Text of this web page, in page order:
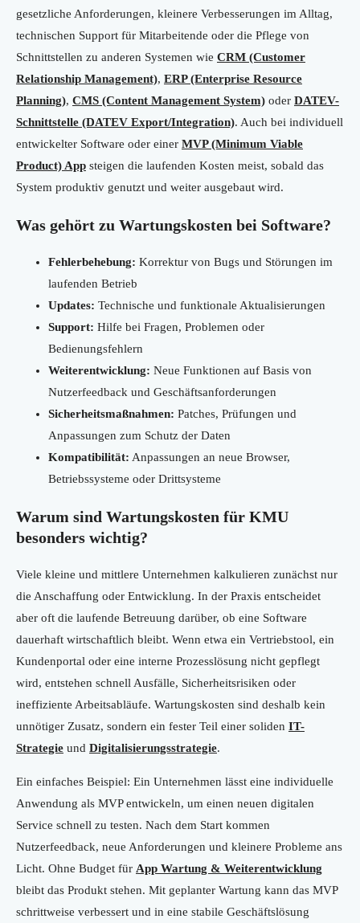
gesetzliche Anforderungen, kleinere Verbesserungen im Alltag,
technischen Support für Mitarbeitende oder die Pflege von
Schnittstellen zu anderen Systemen wie CRM (Customer
Relationship Management), ERP (Enterprise Resource
Planning), CMS (Content Management System) oder DATEV-
Schnittstelle (DATEV Export/Integration). Auch bei individuell
entwickelter Software oder einer MVP (Minimum Viable
Product) App steigen die laufenden Kosten meist, sobald das
System produktiv genutzt und weiter ausgebaut wird.
Was gehört zu Wartungskosten bei Software?
Fehlerbehebung: Korrektur von Bugs und Störungen im
laufenden Betrieb
Updates: Technische und funktionale Aktualisierungen
Support: Hilfe bei Fragen, Problemen oder
Bedienungsfehlern
Weiterentwicklung: Neue Funktionen auf Basis von
Nutzerfeedback und Geschäftsanforderungen
Sicherheitsmaßnahmen: Patches, Prüfungen und
Anpassungen zum Schutz der Daten
Kompatibilität: Anpassungen an neue Browser,
Betriebssysteme oder Drittsysteme
Warum sind Wartungskosten für KMU
besonders wichtig?
Viele kleine und mittlere Unternehmen kalkulieren zunächst nur
die Anschaffung oder Entwicklung. In der Praxis entscheidet
aber oft die laufende Betreuung darüber, ob eine Software
dauerhaft wirtschaftlich bleibt. Wenn etwa ein Vertriebstool, ein
Kundenportal oder eine interne Prozesslösung nicht gepflegt
wird, entstehen schnell Ausfälle, Sicherheitsrisiken oder
ineffiziente Arbeitsabläufe. Wartungskosten sind deshalb kein
unnötiger Zusatz, sondern ein fester Teil einer soliden IT-
Strategie und Digitalisierungsstrategie.
Ein einfaches Beispiel: Ein Unternehmen lässt eine individuelle
Anwendung als MVP entwickeln, um einen neuen digitalen
Service schnell zu testen. Nach dem Start kommen
Nutzerfeedback, neue Anforderungen und kleinere Probleme ans
Licht. Ohne Budget für App Wartung & Weiterentwicklung
bleibt das Produkt stehen. Mit geplanter Wartung kann das MVP
schrittweise verbessert und in eine stabile Geschäftslösung